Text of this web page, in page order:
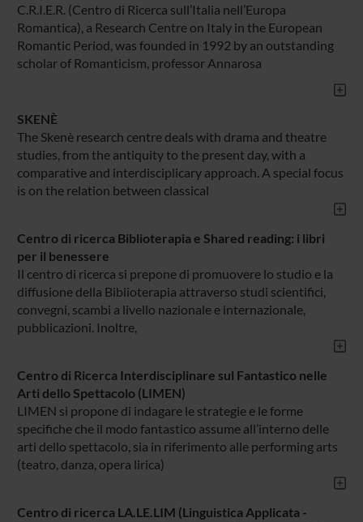
C.R.I.E.R. (Centro di Ricerca sull’Italia nell’Europa
Romantica), a Research Centre on Italy in the European
Romantic Period, was founded in 1992 by an outstanding
scholar of Romanticism, professor Annarosa
SKENÈ
The Skenè research centre deals with drama and theatre
studies, from the antiquity to the present day, with a
comparative and interdisciplicary approach. A special focus
is on the relation between classical
Centro di ricerca Biblioterapia e Shared reading: i libri
per il benessere
Il centro di ricerca si prepone di promuovere lo studio e la
diffusione della Biblioterapia attraverso studi scientifici,
convegni, scambi a livello nazionale e internazionale,
pubblicazioni. Inoltre,
Centro di Ricerca Interdisciplinare sul Fantastico nelle
Arti dello Spettacolo (LIMEN)
LIMEN si propone di indagare le strategie e le forme
specifiche che il modo fantastico assume all’interno delle
arti dello spettacolo, sia in riferimento alle performing arts
(teatro, danza, opera lirica)
Centro di ricerca LA.LE.LIM (Linguistica Applicata -